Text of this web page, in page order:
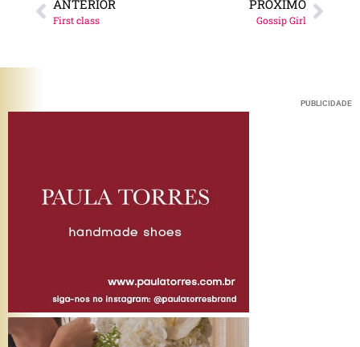
ANTERIOR
First class
PRÓXIMO
Gossip Girl
PUBLICIDADE